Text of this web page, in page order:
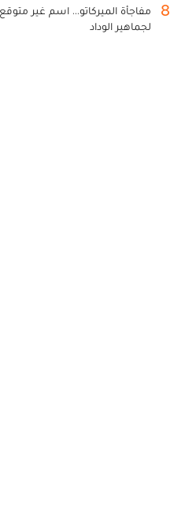
8
مفاجأة الميركاتو... اسم غير
لجماهير الوداد